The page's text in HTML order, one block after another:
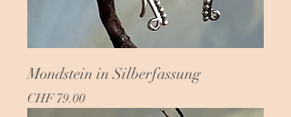
Mondstein in Silberfassung
Preis
CHF 79.00